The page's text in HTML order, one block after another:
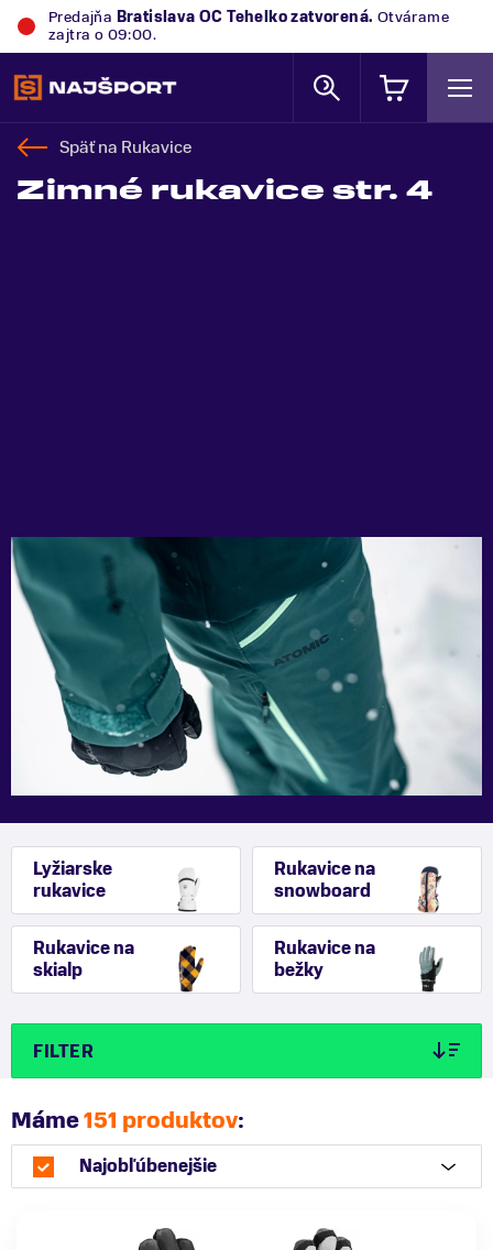
PredajňaTrek Flagship Store Bratislava zatvorená.
Otvárame zajtra o 09:00.
Späť na Rukavice
Zimné rukavice str. 4
Lyžiarske
rukavice
Rukavice na
snowboard
Rukavice na
skialp
Rukavice na
bežky
FILTER
Máme151 produktov:
Najobľúbenejšie